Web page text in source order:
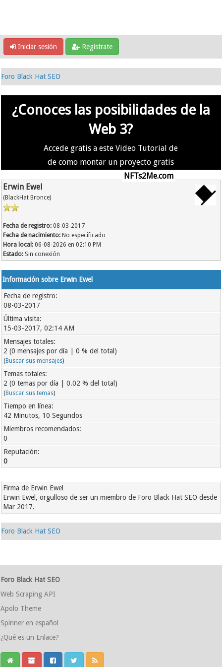
Iniciar sesión Regístrate
Foro Black Hat SEO
¿Conoces las posibilidades de la
Web 3?
Accede gratis a este Video Tutorial de
de como montar un proyecto gratis
NFTs2Me.com
Erwin Ewel
(BlackHat Bronce)
Fecha de registro: 08-03-2017
Fecha de nacimiento: No especificado
Hora local: 06-08-2026 en 02:10 PM
Estado: Sin conexión
Información sobre Erwin Ewel
Fecha de registro:
08-03-2017
Última visita:
15-03-2017, 02:14 AM
Mensajes totales:
2 (0 mensajes por día | 0 % del total)
(Buscar sus mensajes)
Temas totales:
2 (0 temas por día | 0.02 % del total)
(Buscar sus temas)
Tiempo en línea:
42 Minutos, 10 Segundos
Miembros recomendados:
0
Reputación:
0
Firma de Erwin Ewel
Erwin Ewel, orgulloso de ser un miembro de Foro Black Hat SEO desde
Mar 2017.
Foro Black Hat SEO
Foro Black Hat SEO
Web Scraping API
Apolo Theme
Spinner en español
¿Qué es un Enlace?